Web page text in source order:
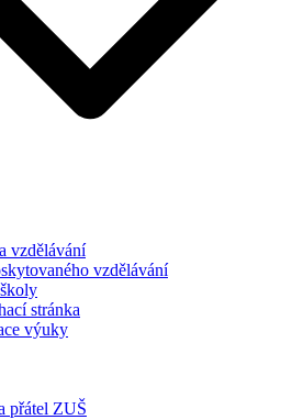
vzdělávání
vzdělávání
stránka
výuky
přátel ZUŠ